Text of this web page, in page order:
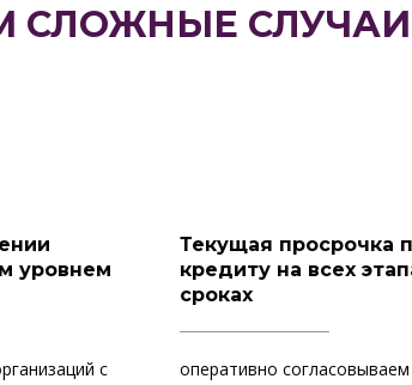
СЛОЖНЫЕ СЛУЧАИ
уровнем
с
Текущая просрочка
кредиту на всех
сроках
оперативно согласовываем